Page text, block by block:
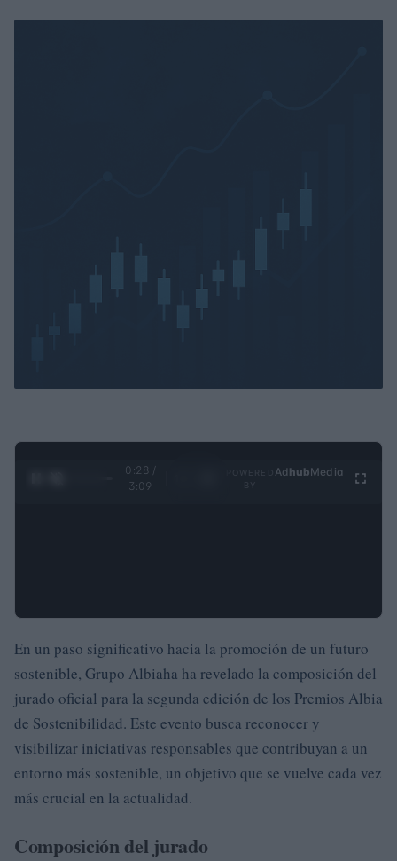
0:29 /
3:09
Ad hubMedia
En un paso significativo hacia la promoción de un futuro
sostenible, Grupo Albiaha ha revelado la composición del
jurado oficial para la segunda edición de los Premios Albia
de Sostenibilidad. Este evento busca reconocer y
visibilizar iniciativas responsables que contribuyan a un
entorno más sostenible, un objetivo que se vuelve cada vez
más crucial en la actualidad.
Composición del jurado